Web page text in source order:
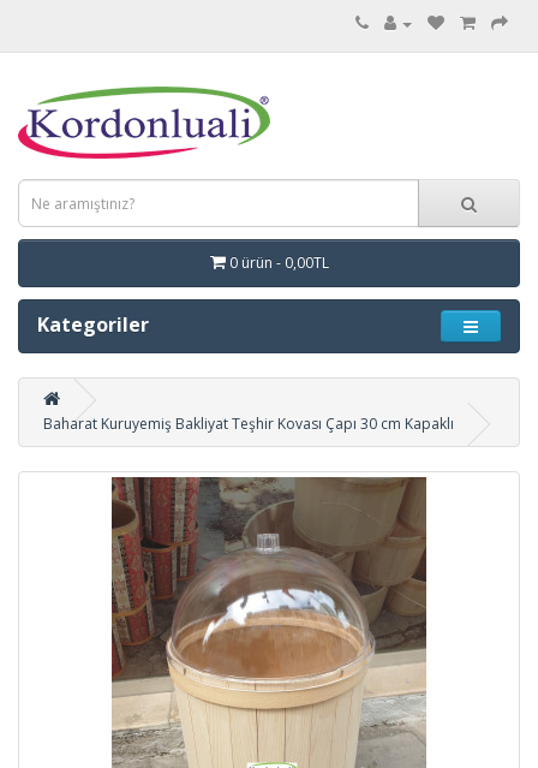
0 ürün - 0,00TL
Kategoriler
Baharat Kuruyemiş Bakliyat Teşhir Kovası Çapı 30 cm Kapaklı